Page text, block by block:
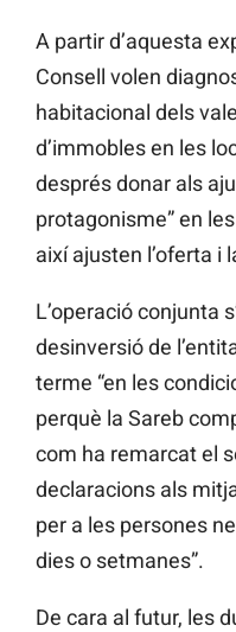
A partir d’aquesta
Consell volen
habitacional dels
d’immobles en les
després donar als
protagonisme” en
així ajusten l’oferta i
L’operació conjunta
desinversió de
terme “en les
perquè la Sareb
com ha remarcat el
declaracions als
per a les persones
dies o setmanes”.
De cara al futur, les